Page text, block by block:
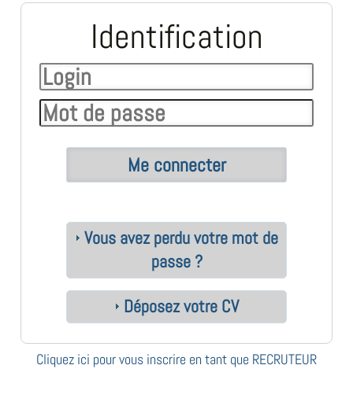
Identification
Vous avez perdu votre mot de
passe ?
Déposez votre CV
Cliquez ici pour vous inscrire en tant que RECRUTEUR